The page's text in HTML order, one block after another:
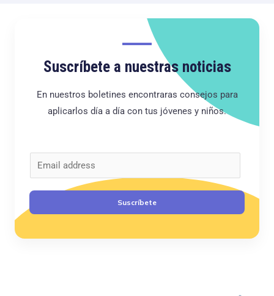
Suscríbete a nuestras noticias
En nuestros boletines encontraras consejos para
aplicarlos día a día con tus jóvenes y niños.
o
r
r
o
Suscríbete